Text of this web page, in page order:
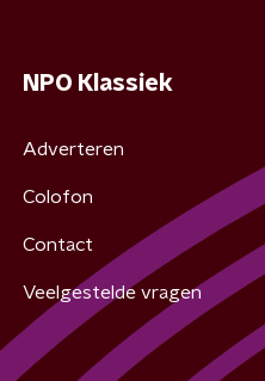
NPO Klassiek
Adverteren
Colofon
Contact
Veelgestelde vragen